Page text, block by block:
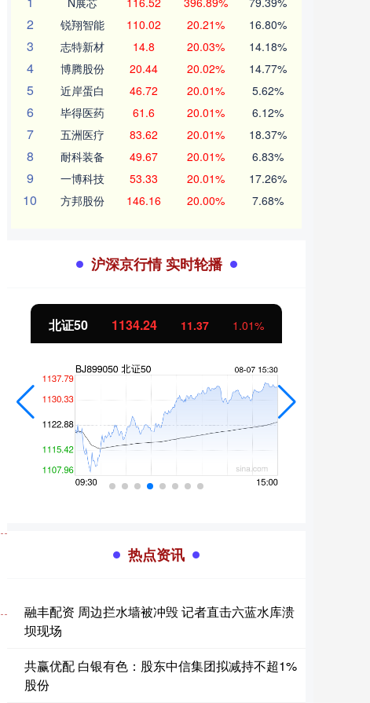
2 锐翔智能 110.02 20.21% 16.80%
3 志特新材 14.8 20.03% 14.18%
4 博腾股份 20.44 20.02% 14.77%
5 近岸蛋白 46.72 20.01% 5.62%
6 毕得医药 61.6 20.01% 6.12%
7 五洲医疗 83.62 20.01% 18.37%
8 耐科装备 49.67 20.01% 6.83%
9 一博科技 53.33 20.01% 17.26%
10 方邦股份 146.16 20.00% 7.68%
沪深京行情 实时轮播
北证50 1134.24 11.37 1.01%
热点资讯
融丰配资 周边拦水墙被冲毁 记者直击六蓝水库溃
坝现场
共赢优配 白银有色：股东中信集团拟减持不超1%
股份